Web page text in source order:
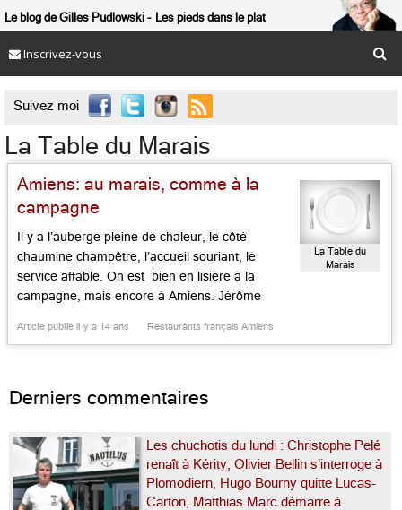
Le blog de Gilles Pudlowski Les pieds dans le plat
Inscrivez-vous
Suivez moi 
La Table du Marais
Amiens: au marais, comme à la
campagne
Il y a l’auberge pleine de chaleur, le côté
chaumine champêtre, l’accueil souriant, le
service affable. On est bien en lisière à la
campagne, mais encore à Amiens. Jérôme
picarde, qui ont travaillé en Corse et à Val
Article publié il y a 14 ans Restaurants français Amiens
La Table du
Marais
Derniers commentaires
Les chuchotis du lundi : Christophe Pelé
renaît à Kérity, Olivier Bellin s’interroge à
Plomodiern, Hugo Bourny quitte Lucas-
Carton, Matthias Marc démarre à